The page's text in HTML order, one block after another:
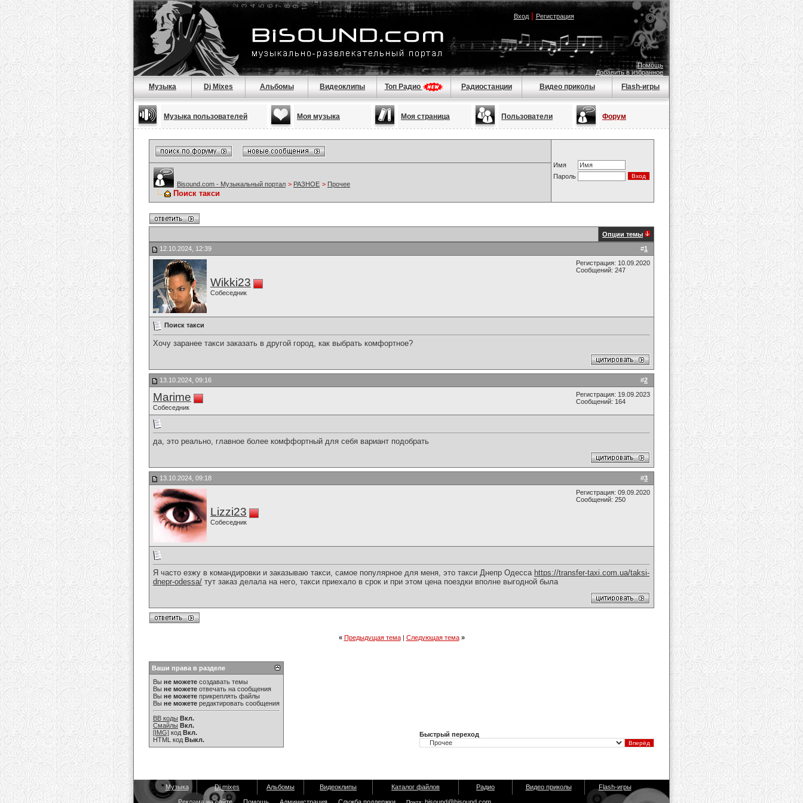
Вход| Регистрация
Помощь
Добавить в избранное
Музыка Dj Mixes Альбомы Видеоклипы Топ Радио Радиостанции Видео приколы Flash-игры
Музыка пользователей Моя музыка Моя страница Пользователи Форум
Имя
Пароль
Bisound.com - Музыкальный портал > РАЗНОЕ > Прочее
Поиск такси
Опции темы
#1
12.10.2024, 12:39
Wikki23
Собеседник
Регистрация: 10.09.2020
Сообщений: 247
Поиск такси
Хочу заранее такси заказать в другой город, как выбрать комфортное?
#2
13.10.2024, 09:16
Marime
Собеседник
Регистрация: 19.09.2023
Сообщений: 164
да, это реально, главное более комффортный для себя вариант подобрать
#3
13.10.2024, 09:18
Lizzi23
Собеседник
Регистрация: 09.09.2020
Сообщений: 250
Я часто езжу в командировки и заказываю такси, самое популярное для меня, это такси Днепр Одесса https://transfer-taxi.com.ua/taksi-
dnepr-odessa/ тут заказ делала на него, такси приехало в срок и при этом цена поездки вполне выгодной была
« Предыдущая тема| Следующая тема »
Ваши права в разделе
Вы не можете создавать темы
Вы не можете отвечать на сообщения
Вы не можете прикреплять файлы
Вы не можете редактировать сообщения
BB коды Вкл.
Смайлы Вкл.
[IMG] код Вкл.
HTML код Выкл.
Быстрый переход
Музыка Dj mixes Альбомы Видеоклипы Каталог файлов Радио Видео приколы Flash-игры